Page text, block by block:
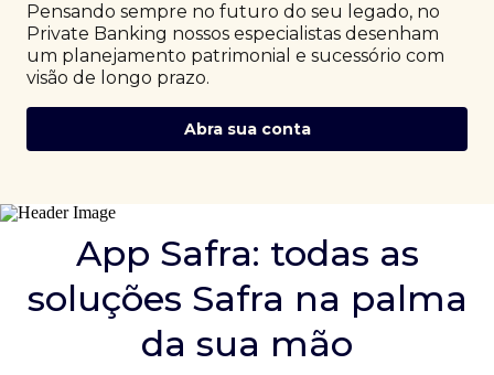
Pensando sempre no futuro do seu legado, no
Private Banking nossos especialistas desenham
um planejamento patrimonial e sucessório com
visão de longo prazo.
Abra sua conta
App Safra: todas as
soluções Safra na palma
da sua mão